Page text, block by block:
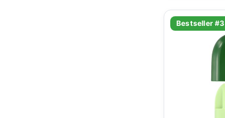
Bestseller #3